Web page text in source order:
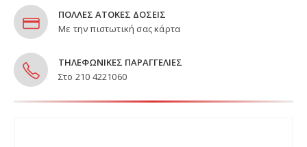
ΠΟΛΛΕΣ ΑΤΟΚΕΣ ΔΟΣΕΙΣ
Με την πιστωτική σας κάρτα
ΤΗΛΕΦΩΝΙΚΕΣ ΠΑΡΑΓΓΕΛΙΕΣ
Στο 210 4221060